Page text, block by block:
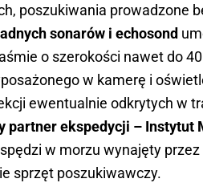
poszukiwania prowadzone
sonarów i echosond
o szerokości nawet do
w kamerę i
ewentualnie odkrytych w
partner ekspedycji – Instytut
w morzu wynajęty
sprzęt poszukiwawczy.